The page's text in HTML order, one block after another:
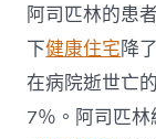
阿司匹林的患
下健康住宅降
在病院逝世亡
7％。阿司匹